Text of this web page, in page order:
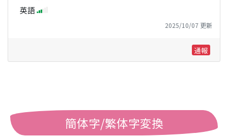
英語
2025/10/07 更新
通報
簡体字/繁体字変換